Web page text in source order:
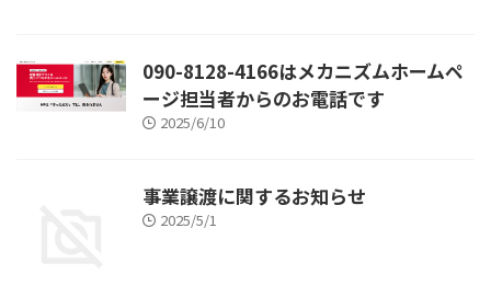
090-8128-4166はメカニズムホームペ
ージ担当者からのお電話です
2025/6/10
事業譲渡に関するお知らせ
2025/5/1